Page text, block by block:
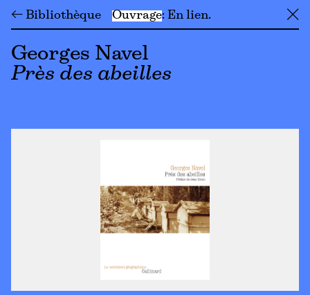
← Bibliothèque Ouvrage En lien ╳
Georges Navel
Près des abeilles